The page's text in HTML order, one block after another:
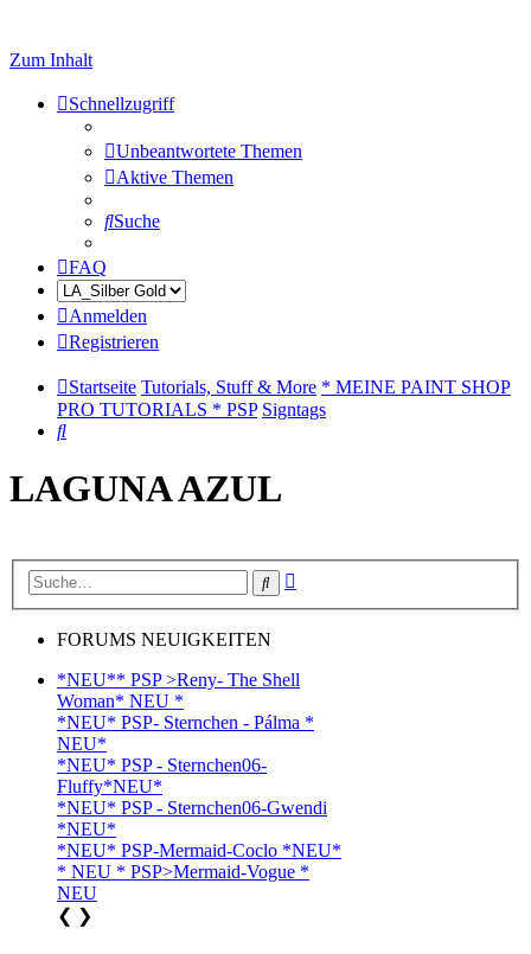
Zum Inhalt
Schnellzugriff
Unbeantwortete Themen
Aktive Themen
Suche
FAQ
Anmelden
Registrieren
Startseite Tutorials, Stuff & More * MEINE PAINT SHOP
PRO TUTORIALS * PSP Signtags
Suche
LAGUNA AZUL
Suche
FORUMS NEUIGKEITEN
*NEU** PSP >Reny- The Shell
Woman* NEU *
*NEU* PSP- Sternchen - Pálma *
NEU*
*NEU* PSP - Sternchen06-
Fluffy*NEU*
*NEU* PSP - Sternchen06-Gwendi
*NEU*
*NEU* PSP-Mermaid-Coclo *NEU*
* NEU * PSP>Mermaid-Vogue *
NEU
❮ ❯